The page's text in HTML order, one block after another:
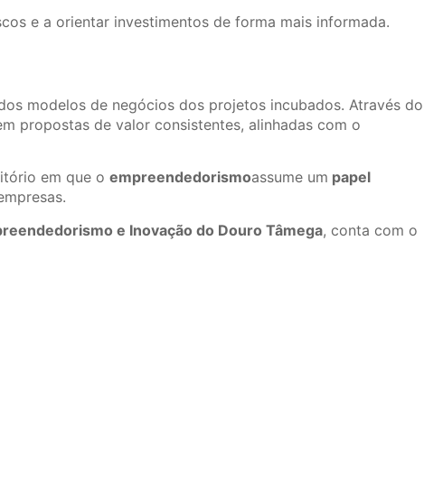
e a orientar investimentos de forma mais informada.
modelos de negócios dos projetos incubados. Através do
propostas de valor consistentes, alinhadas com o
em que o empreendedorismoassume um papel
e Inovação do Douro Tâmega, conta com o